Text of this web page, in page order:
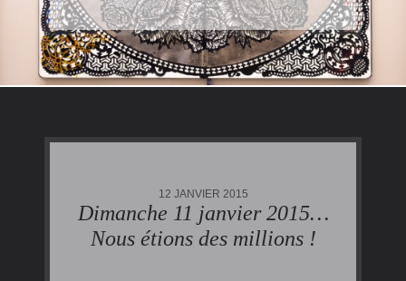
12 JANVIER 2015
Dimanche 11 janvier 2015…
Nous étions des millions !